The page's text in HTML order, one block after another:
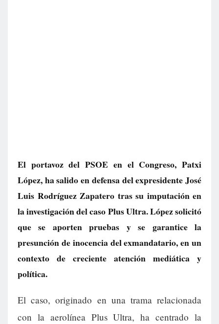
El portavoz del PSOE en el Congreso, Patxi
López, ha salido en defensa del expresidente José
Luis Rodríguez Zapatero tras su imputación en
la investigación del caso Plus Ultra. López solicitó
que se aporten pruebas y se garantice la
presunción de inocencia del exmandatario, en un
contexto de creciente atención mediática y
política.
El caso, originado en una trama relacionada
con la aerolínea Plus Ultra, ha centrado la